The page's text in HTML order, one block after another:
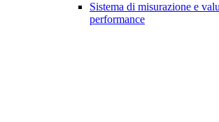
Sistema di misurazione e
performance